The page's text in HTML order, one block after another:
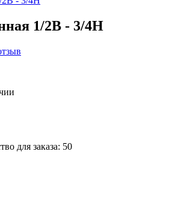
1/2В - 3/4Н
для заказа: 50